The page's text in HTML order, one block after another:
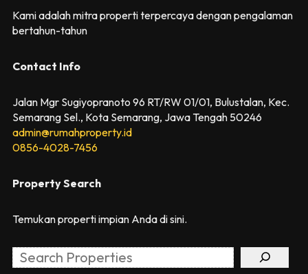
Kami adalah mitra properti terpercaya dengan pengalaman
bertahun-tahun
Contact Info
Jalan Mgr Sugiyopranoto 96 RT/RW 01/01, Bulustalan, Kec.
Semarang Sel., Kota Semarang, Jawa Tengah 50246
admin@rumahproperty.id
0856-4028-7456
Property Search
Temukan properti impian Anda di sini.
Search